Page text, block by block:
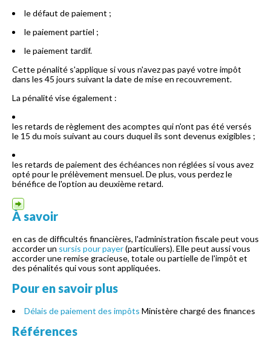
le défaut de paiement ;
le paiement partiel ;
le paiement tardif.
Cette pénalité s'applique si vous n'avez pas payé votre impôt
dans les 45 jours suivant la date de mise en recouvrement.
La pénalité vise également :
les retards de règlement des acomptes qui n'ont pas été versés
le 15 du mois suivant au cours duquel ils sont devenus exigibles ;
les retards de paiement des échéances non réglées si vous avez
opté pour le prélèvement mensuel. De plus, vous perdez le
bénéfice de l'option au deuxième retard.
À savoir
en cas de difficultés financières, l'administration fiscale peut vous
accorder un sursis pour payer(particuliers). Elle peut aussi vous
accorder une remise gracieuse, totale ou partielle de l'impôt et
des pénalités qui vous sont appliquées.
Pour en savoir plus
Délais de paiement des impôts Ministère chargé des finances
Références